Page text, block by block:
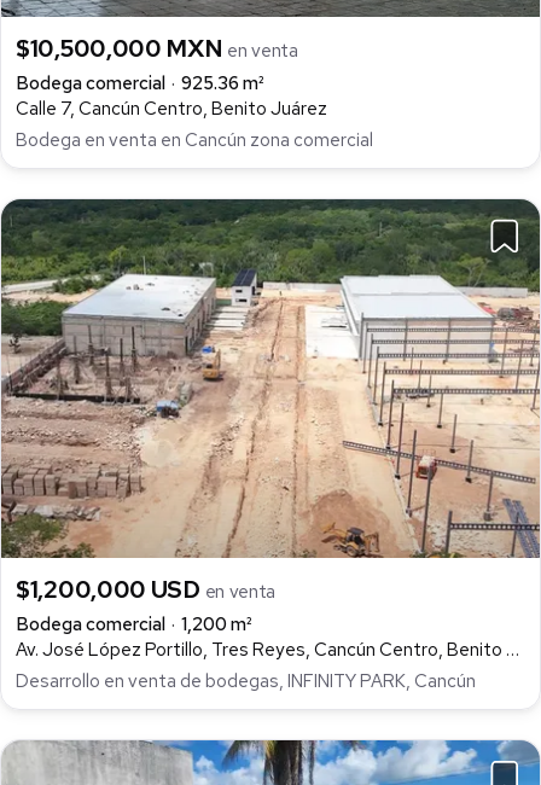
$10,500,000 MXN en venta
Bodega comercial
925.36 m²
Calle 7, Cancún Centro, Benito Juárez
Bodega en venta en Cancún zona comercial
$1,200,000 USD en venta
Bodega comercial
1,200 m²
Av. José López Portillo, Tres Reyes, Cancún Centro, Benito Juárez
Desarrollo en venta de bodegas, INFINITY PARK, Cancún